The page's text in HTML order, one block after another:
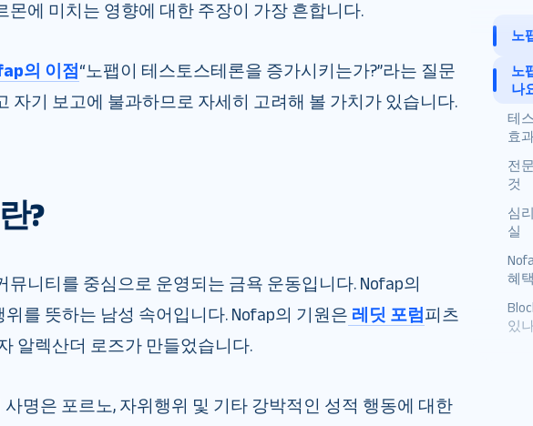
몬에 미치는 영향에 대한 주장이 가장 흔합니다.
의 이점 “노팹이 테스토스테론을 증가시키는가?”라는 질문
자기 보고에 불과하므로 자세히 고려해 볼 가치가 있습니다.
?
뮤니티를 중심으로 운영되는 금욕 운동입니다. Nofap의
위를 뜻하는 남성 속어입니다. Nofap의 기원은 레딧 포럼 피츠
알렉산더 로즈가 만들었습니다.
사명은 포르노, 자위행위 및 기타 강박적인 성적 행동에 대한
노
노
나
테
효
전
것
심
실
혜택
있